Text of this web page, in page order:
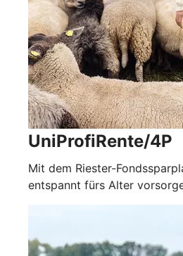
UniProfiRente/4P
Mit dem Riester-
entspannt fürs Alter